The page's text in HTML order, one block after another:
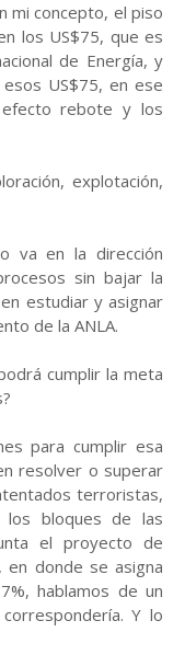
mi concepto, el piso
los US$75, que es
de Energía, y
US$75, en ese
rebote y los
explotación,
va en la dirección
sin bajar la
estudiar y asignar
de la ANLA.
cumplir la meta
para cumplir esa
resolver o superar
terroristas,
bloques de las
el proyecto de
en donde se asigna
hablamos de un
Y lo